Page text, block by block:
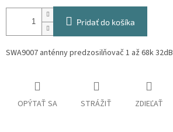
Pridať do košíka
SWA9007 anténny predzosilňovač 1 až 68k 32dB
OPÝTAŤ SA STRÁŽIŤ ZDIEĽAŤ